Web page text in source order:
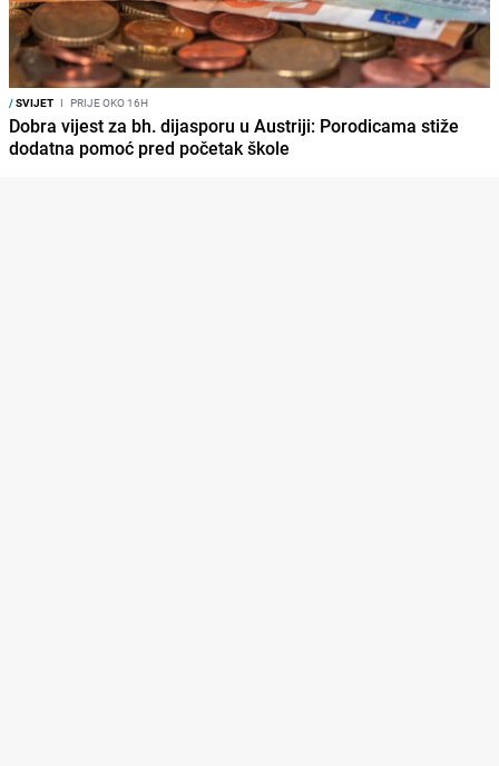
/SVIJET I PRIJE OKO 16H
Dobra vijest za bh. dijasporu u Austriji: Porodicama stiže
dodatna pomoć pred početak škole